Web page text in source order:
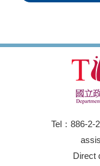
Tel：886-2-
Direct